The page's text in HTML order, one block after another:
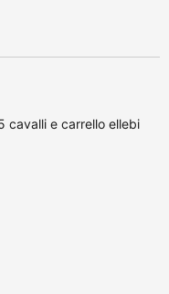
cavalli e carrello ellebi